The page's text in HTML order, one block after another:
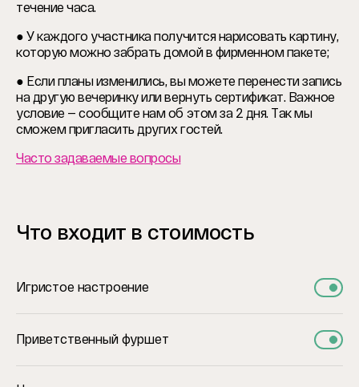
течение часа.
● У каждого участника получится нарисовать картину,
которую можно забрать домой в фирменном пакете;
● Если планы изменились, вы можете перенести запись
на другую вечеринку или вернуть сертификат. Важное
условие — сообщите нам об этом за 2 дня. Так мы
сможем пригласить других гостей.
Часто задаваемые вопросы
Что входит в стоимость
Игристое настроение
Приветственный фуршет